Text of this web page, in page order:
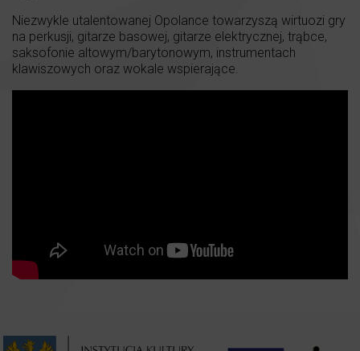
Niezwykle utalentowanej Opolance towarzyszą wirtuozi gry
na perkusji, gitarze basowej, gitarze elektrycznej, trąbce,
saksofonie altowym/barytonowym, instrumentach
klawiszowych oraz wokale wspierające.